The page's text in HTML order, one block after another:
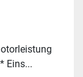
Eins...